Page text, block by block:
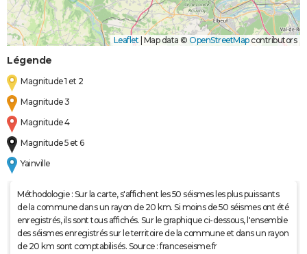
Leaflet | Map data © OpenStreetMapcontributors
Légende
Magnitude 1 et 2
Magnitude 3
Magnitude 4
Magnitude 5 et 6
Yainville
Méthodologie : Sur la carte, s'affichent les 50 séismes les plus puissants
de la commune dans un rayon de 20 km. Si moins de 50 séismes ont été
enregistrés, ils sont tous affichés. Sur le graphique ci-dessous, l'ensemble
des séismes enregistrés sur le territoire de la commune et dans un rayon
de 20 km sont comptabilisés. Source : franceseisme.fr